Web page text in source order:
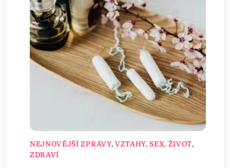
NEJNOVĚJŠÍ ZPRÁVY, VZTAHY, SEX, ŽIVOT,
ZDRAVÍ